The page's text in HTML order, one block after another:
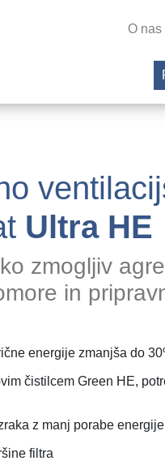
O nas
Ultra HE
zmogljiv
in
energije zmanjša do
čistilcem Green HE,
z manj porabe energije
filtra